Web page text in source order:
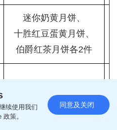
迷你奶黄月饼、
十胜红豆蛋黄月饼、
伯爵红茶月饼各2件
续使用我们
策。
同意及关闭